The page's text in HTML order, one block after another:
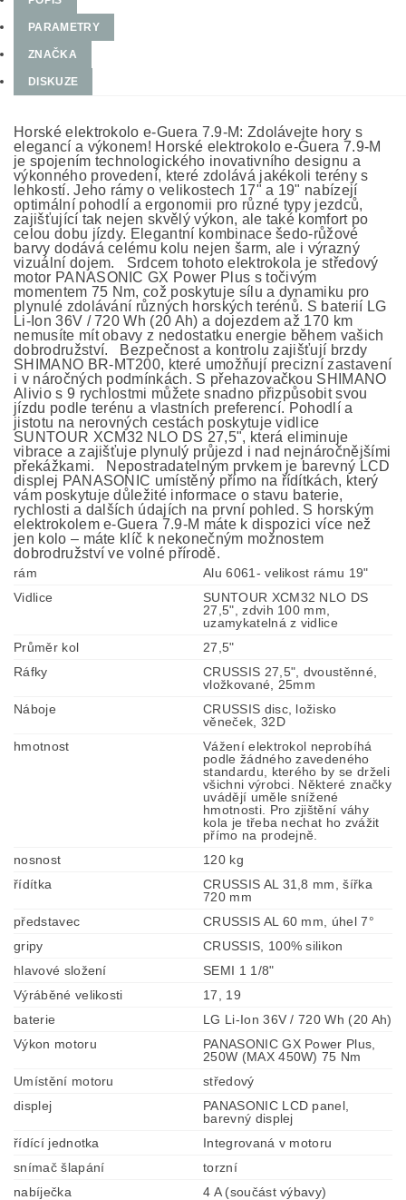
PARAMETRY
ZNAČKA
DISKUZE
Horské elektrokolo e-Guera 7.9-M: Zdolávejte hory s
elegancí a výkonem! Horské elektrokolo e-Guera 7.9-M
je spojením technologického inovativního designu a
výkonného provedení, které zdolává jakékoli terény s
lehkostí. Jeho rámy o velikostech 17" a 19" nabízejí
optimální pohodlí a ergonomii pro různé typy jezdců,
zajišťující tak nejen skvělý výkon, ale také komfort po
celou dobu jízdy. Elegantní kombinace šedo-růžové
barvy dodává celému kolu nejen šarm, ale i výrazný
vizuální dojem. Srdcem tohoto elektrokola je středový
motor PANASONIC GX Power Plus s točivým
momentem 75 Nm, což poskytuje sílu a dynamiku pro
plynulé zdolávání různých horských terénů. S baterií LG
Li-Ion 36V / 720 Wh (20 Ah) a dojezdem až 170 km
nemusíte mít obavy z nedostatku energie během vašich
dobrodružství. Bezpečnost a kontrolu zajišťují brzdy
SHIMANO BR-MT200, které umožňují precizní zastavení
i v náročných podmínkách. S přehazovačkou SHIMANO
Alivio s 9 rychlostmi můžete snadno přizpůsobit svou
jízdu podle terénu a vlastních preferencí. Pohodlí a
jistotu na nerovných cestách poskytuje vidlice
SUNTOUR XCM32 NLO DS 27,5", která eliminuje
vibrace a zajišťuje plynulý průjezd i nad nejnáročnějšími
překážkami. Nepostradatelným prvkem je barevný LCD
displej PANASONIC umístěný přímo na řídítkách, který
vám poskytuje důležité informace o stavu baterie,
rychlosti a dalších údajích na první pohled. S horským
elektrokolem e-Guera 7.9-M máte k dispozici více než
jen kolo – máte klíč k nekonečným možnostem
dobrodružství ve volné přírodě.
rám
Alu 6061- velikost rámu 19"
Vidlice
SUNTOUR XCM32 NLO DS
27,5", zdvih 100 mm,
uzamykatelná z vidlice
Průměr kol
27,5"
Ráfky
CRUSSIS 27,5", dvoustěnné,
vložkované, 25mm
Náboje
CRUSSIS disc, ložisko
věneček, 32D
hmotnost
Vážení elektrokol neprobíhá
podle žádného zavedeného
standardu, kterého by se drželi
všichni výrobci. Některé značky
uvádějí uměle snížené
hmotnosti. Pro zjištění váhy
kola je třeba nechat ho zvážit
přímo na prodejně.
nosnost
120 kg
řídítka
CRUSSIS AL 31,8 mm, šířka
720 mm
představec
CRUSSIS AL 60 mm, úhel 7°
gripy
CRUSSIS, 100% silikon
hlavové složení
SEMI 1 1/8"
Výráběné velikosti
17, 19
baterie
LG Li-Ion 36V / 720 Wh (20 Ah)
Výkon motoru
PANASONIC GX Power Plus,
250W (MAX 450W) 75 Nm
Umístění motoru
středový
displej
PANASONIC LCD panel,
barevný displej
řídící jednotka
Integrovaná v motoru
snímač šlapání
torzní
nabíječka
4 A (součást výbavy)